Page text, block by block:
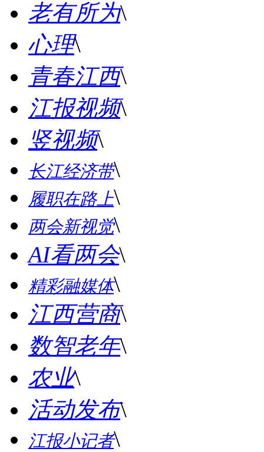
老有所为\
心理\
青春江西\
江报视频\
竖视频\
长江经济带\
履职在路上\
两会新视觉\
AI看两会\
精彩融媒体\
江西营商\
数智老年\
农业\
活动发布\
江报小记者\